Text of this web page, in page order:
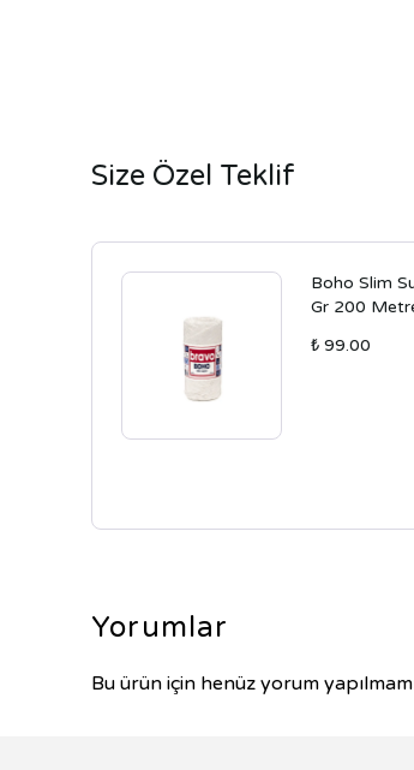
Size Özel Teklif
Boho Slim
Gr 200
₺ 99.00
Yorumlar
Bu ürün için henüz yorum